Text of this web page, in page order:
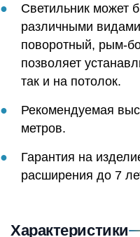
Светильник может
различными
поворотный, рым-
позволяет
так и на потолок.
Рекомендуемая
метров.
Гарантия на
расширения до 7
Характеристики